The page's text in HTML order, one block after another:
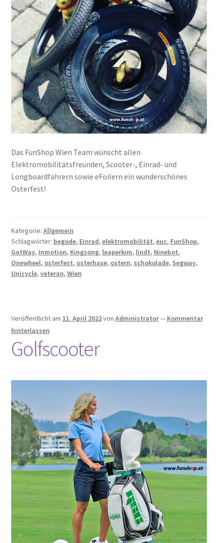
Das FunShop Wien Team wünscht allen
Elektromobilitätsfreunden, Scooter-, Einrad- und
Longboardfahrern sowie eFoilern ein wunderschönes
Osterfest!
Kategorie: Allgemein
Schlagwörter: begode, Einrad, elektromobilität, euc, FunShop,
GotWay, Inmotion, Kingsong, leaperkim, lindt, Ninebot,
Onewheel, osterfest, osterhase, ostern, schokolade, Segway,
Unicycle, veteran, Wien
Veröffentlicht am 11. April 2022von Administrator— Kommentar
hinterlassen
Golfscooter